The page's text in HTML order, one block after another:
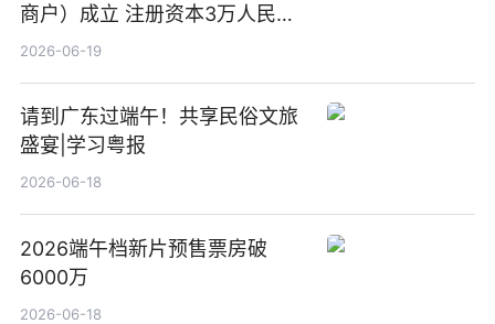
商户）成立 注册资本3万人民币
新要闻
2026-06-19
请到广东过端午！共享民俗文旅
盛宴|学习粤报
2026-06-18
2026端午档新片预售票房破
6000万
2026-06-18